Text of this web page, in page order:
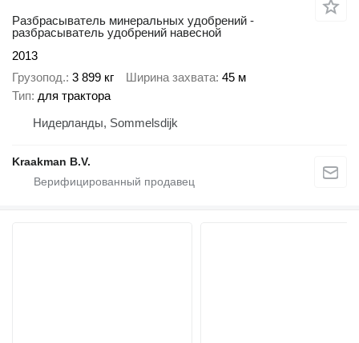
Разбрасыватель минеральных удобрений -
разбрасыватель удобрений навесной
2013
Грузопод. 3 899 кг Ширина захвата 45 м
Тип для трактора
Нидерланды, Sommelsdijk
Kraakman B.V.